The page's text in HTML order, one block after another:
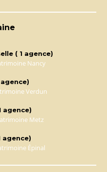
( 1 agence)
Nancy
agence)
Verdun
agence)
Metz
agence)
Épinal